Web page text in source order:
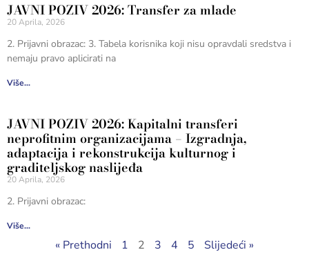
JAVNI POZIV 2026: Transfer za mlade
20 Aprila, 2026
2. Prijavni obrazac: 3. Tabela korisnika koji nisu opravdali sredstva i
nemaju pravo aplicirati na
Više...
JAVNI POZIV 2026: Kapitalni transferi
neprofitnim organizacijama – Izgradnja,
adaptacija i rekonstrukcija kulturnog i
graditeljskog naslijeđa
20 Aprila, 2026
2. Prijavni obrazac:
Više...
« Prethodni 1 2 3 4 5 Slijedeći »